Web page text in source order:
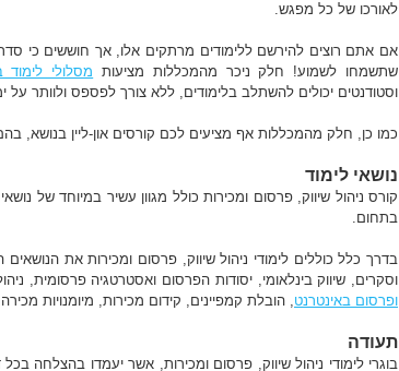
לאורכו של כל מפגש.
אם אתם רוצים להירשם ללימודים מרתקים אלו, אך חוששים כי
שתשמחו לשמוע! חלק ניכר מהמכללות מציעות מסלולי
וסטודנטים יכולים להשתלב בלימודים, ללא צורך לפספס ולוותר על
כמו כן, חלק מהמכללות אף מציעים לכם קורסים און-ליין בנושא,
נושאי לימוד
קורס ניהול שיווק, פרסום ומכירות כולל מגוון עשיר במיוחד של
בתחום.
בדרך כלל כוללים לימודי ניהול שיווק, פרסום ומכירות את
וסקרים, שיווק בינלאומי, יסודות הפרסום ואסטרטגיה פרסומית,
ופרסום באינטרנט, הובלת קמפיינים, קידום מכירות, מיומנויות
תעודה
בוגרי לימודי ניהול שיווק, פרסום ומכירות, אשר יעמדו בהצלחה